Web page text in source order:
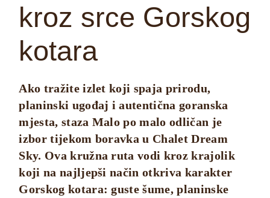
kroz srce Gorskog
kotara
Ako tražite izlet koji spaja prirodu,
planinski ugođaj i autentična goranska
mjesta, staza Malo po malo odličan je
izbor tijekom boravka u Chalet Dream
Sky. Ova kružna ruta vodi kroz krajolik
koji na najljepši način otkriva karakter
Gorskog kotara: guste šume, planinske